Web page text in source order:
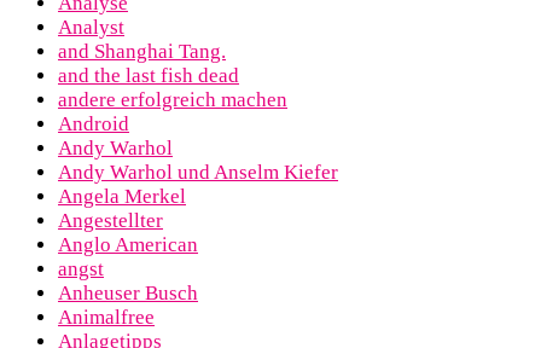
Analyst
and Shanghai Tang.
and the last fish dead
andere erfolgreich machen
Android
Andy Warhol
Andy Warhol und Anselm Kiefer
Angela Merkel
Angestellter
Anglo American
angst
Anheuser Busch
Animalfree
Anlagetipps